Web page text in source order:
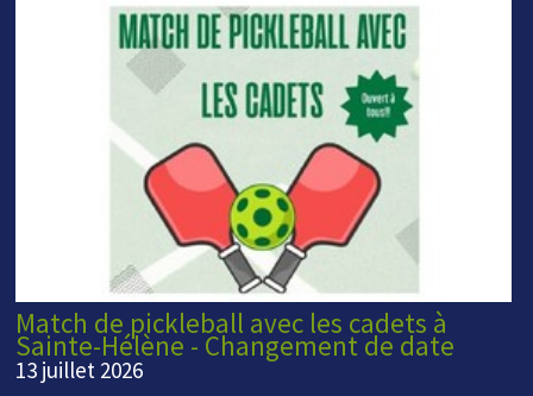
Match de pickleball avec les cadets à
Sainte-Hélène - Changement de date
13 juillet 2026